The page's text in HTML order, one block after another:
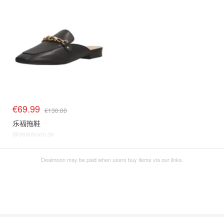
€69.99 €130.00
乐福拖鞋
@dealmoon.de
Dealmoon may be paid when users buy items via our links.